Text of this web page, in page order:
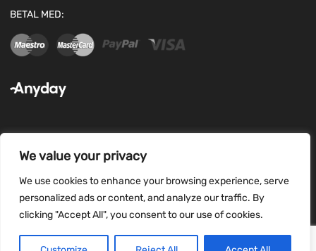
We value your privacy
We use cookies to enhance your browsing experience, serve
personalized ads or content, and analyze our traffic. By
clicking "Accept All", you consent to our use of cookies.
BETAL MED:
FØLG OS: